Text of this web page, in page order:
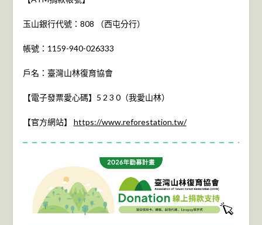
玉山銀行代號：808 （西屯分行）
帳號：1159-940-026333
戶名：臺灣山林復育協會
【電子發票愛心碼】5 2 3 0（我愛山林）
【官方網站】 https://www.reforestation.tw/